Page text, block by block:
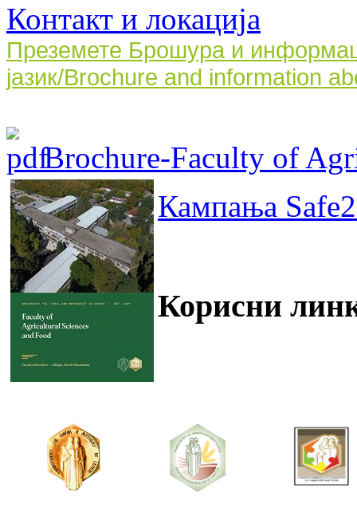
Контакт и локација
Преземете Брошура и
јазик/Brochure and information
Brochure-Faculty of
Кампања
Корисни